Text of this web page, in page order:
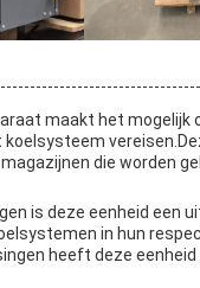
maakt het
die worden
is deze eenheid een
in hun
heeft deze